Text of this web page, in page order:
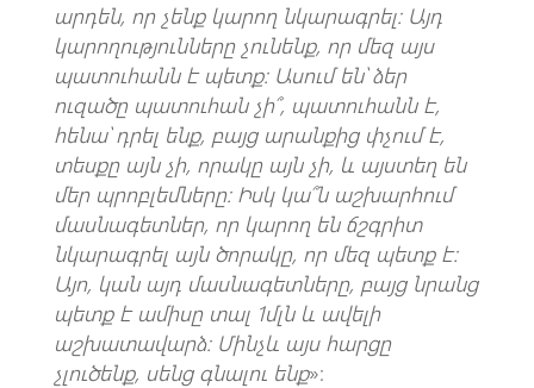
արդեն, որ չենք կարող նկարագրել։ Այդ
կարողությունները չունենք, որ մեզ այս
պատուհանն է պետք։ Ասում են՝ ձեր
ուզածը պատուհան չի՞, պատուհանն է,
հենա՝ դրել ենք, բայց արանքից փչում է,
տեսքը այն չի, որակը այն չի, և այստեղ են
մեր պրոբլեմները։ Իսկ կա՞ն աշխարհում
մասնագետներ, որ կարող են ճշգրիտ
նկարագրել այն ծորակը, որ մեզ պետք է։
Այո, կան այդ մասնագետները, բայց նրանց
պետք է ամիսը տալ 1մլն և ավելի
աշխատավարձ։ Մինչև այս հարցը
չլուծենք, սենց գնալու ենք»։